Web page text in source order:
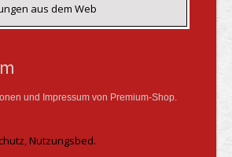
aus dem Web
und Impressum von Premium-Shop.
Nutzungsbed.